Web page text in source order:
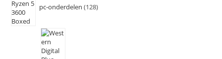
pc-onderdelen 128